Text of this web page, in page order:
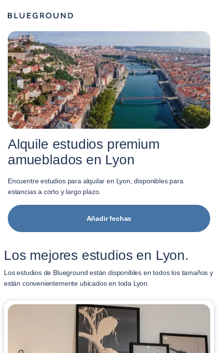
Alquile estudios premium
amueblados en Lyon
Encuentre estudios para alquilar en Lyon, disponibles para
estancias a corto y largo plazo.
Añadir fechas
Los mejores estudios en Lyon.
Los estudios de Blueground están disponibles en todos los tamaños y
están convenientemente ubicados en toda Lyon.